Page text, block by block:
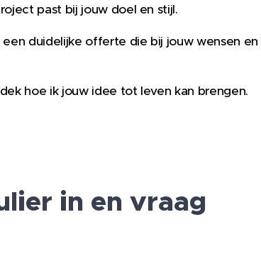
past bij jouw doel en stijl.
duidelijke offerte die bij jouw wensen
hoe ik jouw idee tot leven kan brengen.
in en vraag